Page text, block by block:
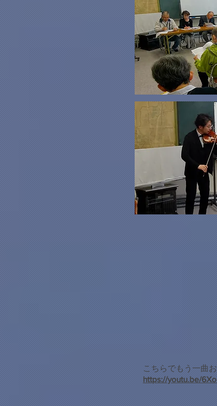
こちらでもう一曲
https://youtu.be/